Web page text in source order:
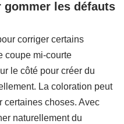
gommer les défauts
corriger certains
coupe mi-courte
le côté pour créer du
La coloration peut
certaines choses. Avec
naturellement du